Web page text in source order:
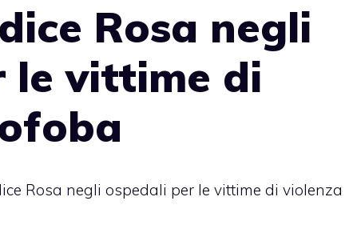
Rosa negli
le vittime di
Rosa negli ospedali per le vittime di violenza